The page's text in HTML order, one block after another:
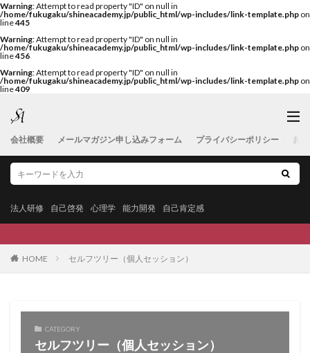
Warning: Attempt to read property "ID" on null in
/home/fukugaku/shineacademy.jp/public_html/wp-includes/link-template.php on
line445
Warning: Attempt to read property "ID" on null in
/home/fukugaku/shineacademy.jp/public_html/wp-includes/link-template.php on
line456
Warning: Attempt to read property "ID" on null in
/home/fukugaku/shineacademy.jp/public_html/wp-includes/link-template.php on
line409
会社概要 メールマガジン申し込みフォーム プライバシーポリシー お
法人研修 自己啓発 心理学 能力開発 自己肯定感
HOME セルフツリー（個人セッション）
CATEGORY
セルフツリー（個人セッション）